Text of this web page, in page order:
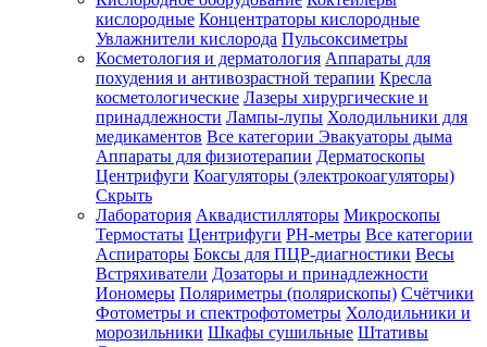
Зарегистрироваться
Зачем
регистрироваться?
Все
покупки
одном
месте
Личный
менеджер
кислородные Концентраторы кислородные
Увлажнители кислорода Пульсоксиметры
Косметология и дерматология Аппараты для
похудения и антивозрастной терапии Кресла
косметологические Лазеры хирургические и
принадлежности Лампы-лупы Холодильники для
медикаментов Все категории Эвакуаторы дыма
Аппараты для физиотерапии Дерматоскопы
Центрифуги Коагуляторы (электрокоагуляторы)
Скрыть
Лаборатория Аквадистилляторы Микроскопы
Термостаты Центрифуги PH-метры Все категории
Аспираторы Боксы для ПЦР-диагностики Весы
Встряхиватели Дозаторы и принадлежности
Иономеры Поляриметры (полярископы) Счётчики
Фотометры и спектрофотометры Холодильники и
морозильники Шкафы сушильные Штативы